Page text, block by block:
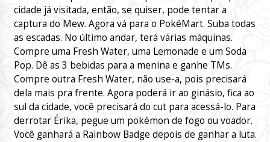
cidade já visitada, então, se quiser, pode tentar a
captura do Mew. Agora vá para o PokéMart. Suba todas
as escadas. No último andar, terá várias máquinas.
Compre uma Fresh Water, uma Lemonade e um Soda
Pop. Dê as 3 bebidas para a menina e ganhe TMs.
Compre outra Fresh Water, não use-a, pois precisará
dela mais pra frente. Agora poderá ir ao ginásio, fica ao
sul da cidade, você precisará do cut para acessá-lo. Para
derrotar Érika, pegue um pokémon de fogo ou voador.
Você ganhará a Rainbow Badge depois de ganhar a luta.